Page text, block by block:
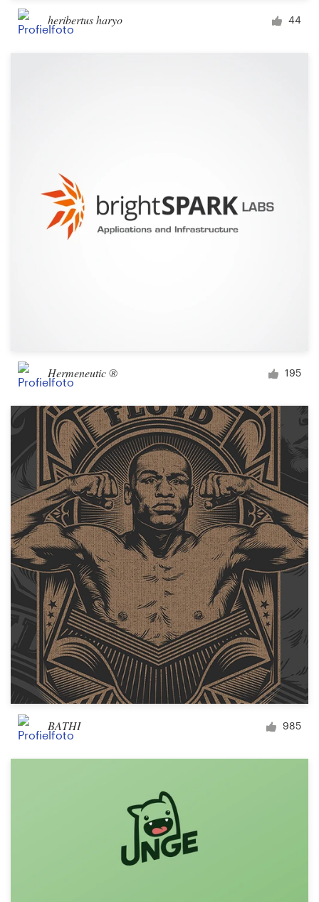
heribertus haryo 44
Hermeneutic ® 195
BATHI 985